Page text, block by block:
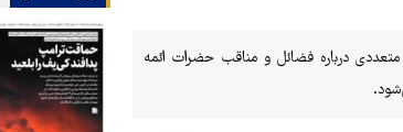
درباره فضائل و مناقب حضرات ائمه